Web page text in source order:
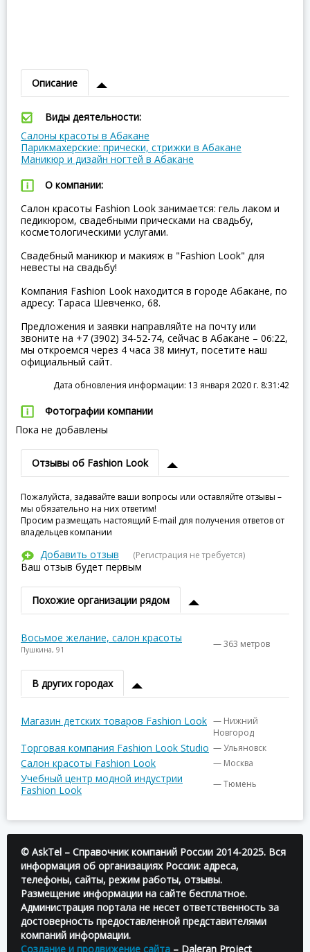
Описание
Виды деятельности:
Салоны красоты в Абакане
Парикмахерские: прически, стрижки в Абакане
Маникюр и дизайн ногтей в Абакане
О компании:
Салон красоты Fashion Look занимается: гель лаком и
педикюром, свадебными прическами на свадьбу,
косметологическими услугами.
Свадебный маникюр и макияж в "Fashion Look" для
невесты на свадьбу!
Компания Fashion Look находится в городе Абакане, по
адресу: Тараса Шевченко, 68.
Предложения и заявки направляйте на почту или
звоните на +7 (3902) 34-52-74, сейчас в Абакане – 06:22,
мы откроемся через 4 часа 38 минут, посетите наш
официальный сайт.
Дата обновления информации: 13 января 2020 г. 8:31:42
Фотографии компании
Пока не добавлены
Отзывы об Fashion Look
Пожалуйста, задавайте ваши вопросы или оставляйте отзывы –
мы обязательно на них ответим!
Просим размещать настоящий E-mail для получения ответов от
владельцев компании
Добавить отзыв (Регистрация не требуется)
Ваш отзыв будет первым
Похожие организации рядом
Восьмое желание, салон красоты
Пушкина, 91 — 363 метров
В других городах
Магазин детских товаров Fashion Look — Нижний
Новгород
Торговая компания Fashion Look Studio — Ульяновск
Салон красоты Fashion Look — Москва
Учебный центр модной индустрии
Fashion Look
— Тюмень
© AskTel – Справочник компаний России 2014-2025. Вся
информация об организациях России: адреса,
телефоны, сайты, режим работы, отзывы.
Размещение информации на сайте бесплатное.
Администрация портала не несет ответственность за
достоверность предоставленной представителями
компаний информации.
Создание и продвижение сайта – Daleran Project